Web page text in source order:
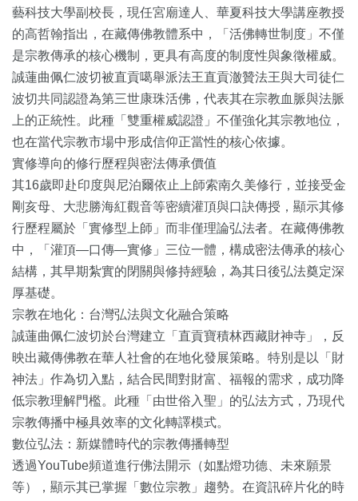
藝科技大學副校長，現任宮廟達人、華夏科技大學講座教授
的高哲翰指出，在藏傳佛教體系中，「活佛轉世制度」不僅
是宗教傳承的核心機制，更具有高度的制度性與象徵權威。
誠蓮曲佩仁波切被直貢噶舉派法王直貢澈贊法王與大司徒仁
波切共同認證為第三世康珠活佛，代表其在宗教血脈與法脈
上的正統性。此種「雙重權威認證」不僅強化其宗教地位，
也在當代宗教市場中形成信仰正當性的核心依據。
實修導向的修行歷程與密法傳承價值
其16歲即赴印度與尼泊爾依止上師索南久美修行，並接受金
剛亥母、大悲勝海紅觀音等密續灌頂與口訣傳授，顯示其修
行歷程屬於「實修型上師」而非僅理論弘法者。在藏傳佛教
中，「灌頂—口傳—實修」三位一體，構成密法傳承的核心
結構，其早期紮實的閉關與修持經驗，為其日後弘法奠定深
厚基礎。
宗教在地化：台灣弘法與文化融合策略
誠蓮曲佩仁波切於台灣建立「直貢寶積林西藏財神寺」，反
映出藏傳佛教在華人社會的在地化發展策略。特別是以「財
神法」作為切入點，結合民間對財富、福報的需求，成功降
低宗教理解門檻。此種「由世俗入聖」的弘法方式，乃現代
宗教傳播中極具效率的文化轉譯模式。
數位弘法：新媒體時代的宗教傳播轉型
透過YouTube頻道進行佛法開示（如點燈功德、未來願景
等），顯示其已掌握「數位宗教」趨勢。在資訊碎片化的時